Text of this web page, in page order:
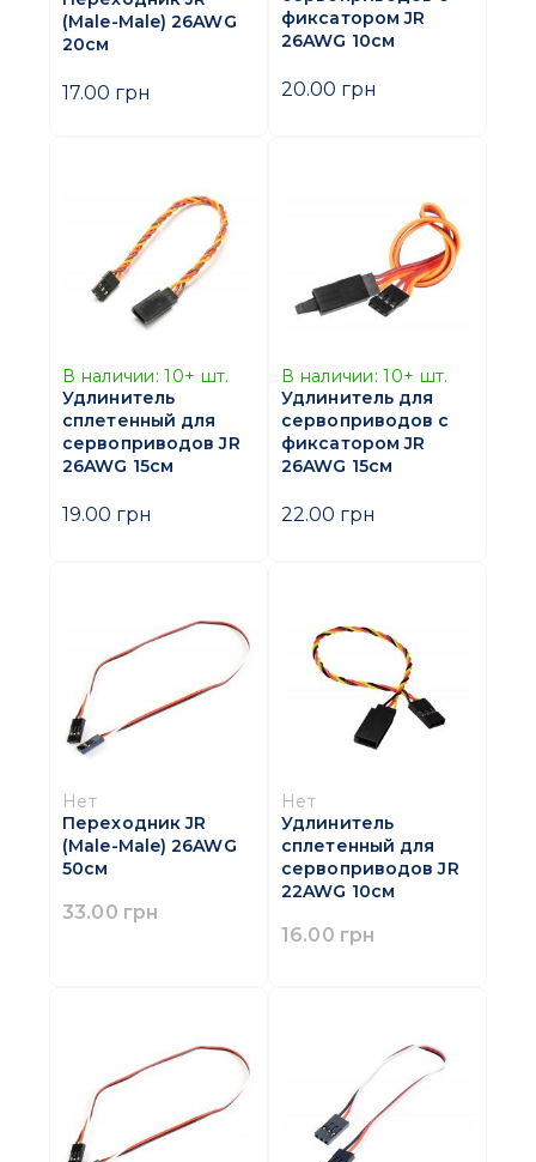
(Male-Male) 26AWG
20см
17.00 грн
фиксатором JR
26AWG 10см
20.00 грн
В наличии: 10+ шт.
Удлинитель
сплетенный для
сервоприводов JR
26AWG 15см
19.00 грн
В наличии: 10+ шт.
Удлинитель для
сервоприводов с
фиксатором JR
26AWG 15см
22.00 грн
Нет
Переходник JR
(Male-Male) 26AWG
50см
33.00 грн
Нет
Удлинитель
сплетенный для
сервоприводов JR
22AWG 10см
16.00 грн